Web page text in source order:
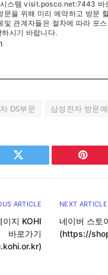
스템 visit.posco.net:7443 바
문을 위해 미리 예약하고 방문
및 관계자들은 절차에 따라 포
시기 바랍니다.
DS부문 삼성전자 방문
Twitter
ARTICLE
이지 KOHI
바로가기
NEXT ARTICLE
네이버 스토
(https://